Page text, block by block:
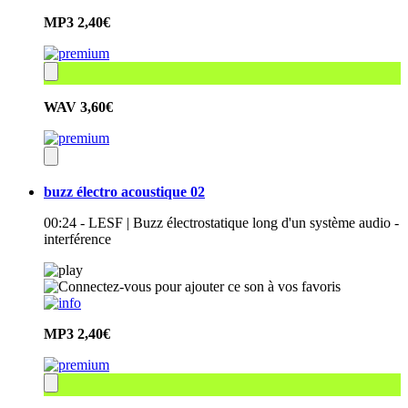
MP3 2,40€
WAV 3,60€
buzz électro acoustique 02
00:24 - LESF | Buzz électrostatique long d'un système audio -
interférence
MP3 2,40€